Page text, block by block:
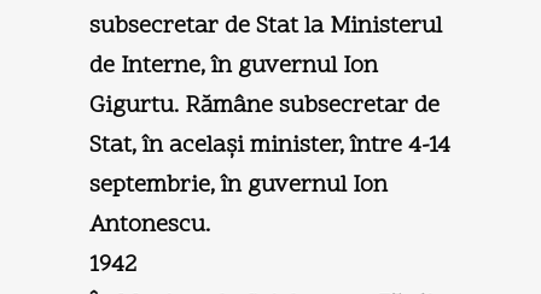
subsecretar de Stat la Ministerul
de Interne, în guvernul Ion
Gigurtu. Rămâne subsecretar de
Stat, în acelaşi minister, între 4-14
septembrie, în guvernul Ion
Antonescu.
1942